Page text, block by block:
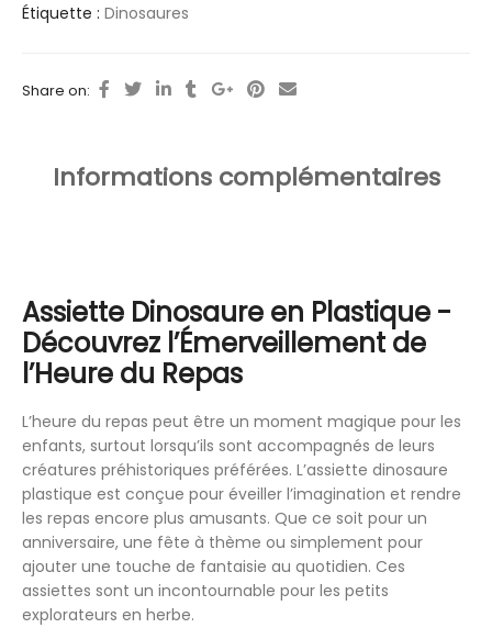
Étiquette : Dinosaures
Share on:
Informations complémentaires
Assiette Dinosaure en Plastique -
Découvrez l’Émerveillement de
l’Heure du Repas
L’heure du repas peut être un moment magique pour les
enfants, surtout lorsqu’ils sont accompagnés de leurs
créatures préhistoriques préférées. L’assiette dinosaure
plastique est conçue pour éveiller l’imagination et rendre
les repas encore plus amusants. Que ce soit pour un
anniversaire, une fête à thème ou simplement pour
ajouter une touche de fantaisie au quotidien. Ces
assiettes sont un incontournable pour les petits
explorateurs en herbe.